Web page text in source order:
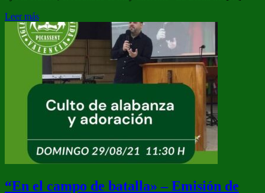
Leer más
“En el campo de batalla» – Emisión de